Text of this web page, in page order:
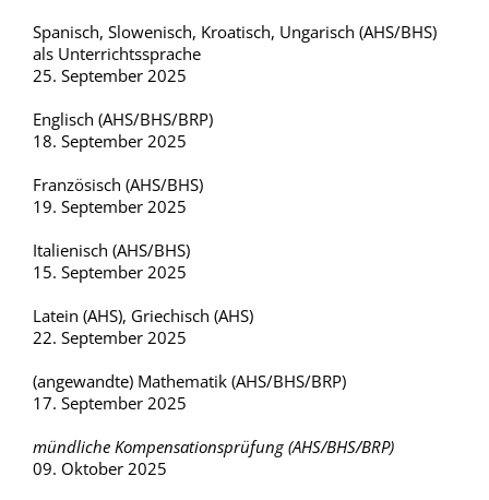
Spanisch, Slowenisch, Kroatisch, Ungarisch (AHS/BHS)
als Unterrichtssprache
25. September 2025
Englisch (AHS/BHS/BRP)
18. September 2025
Französisch (AHS/BHS)
19. September 2025
Italienisch (AHS/BHS)
15. September 2025
Latein (AHS), Griechisch (AHS)
22. September 2025
(angewandte) Mathematik (AHS/BHS/BRP)
17. September 2025
mündliche Kompensationsprüfung (AHS/BHS/BRP)
09. Oktober 2025